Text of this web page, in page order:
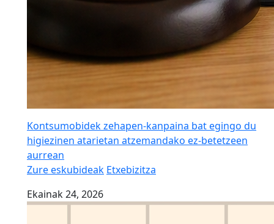
Kontsumobidek zehapen-kanpaina bat egingo du
higiezinen atarietan atzemandako ez-betetzeen
aurrean
Zure eskubideak Etxebizitza
Ekainak 24, 2026